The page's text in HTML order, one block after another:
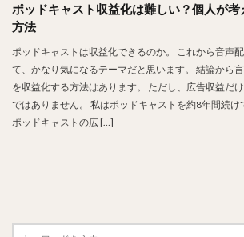
ポッドキャスト収益化は難しい？個人が
方法
ポッドキャストは収益化できるのか。 これから音声
て、かなり気になるテーマだと思います。 結論から
を収益化する方法はあります。 ただし、広告収益だ
ではありません。 私はポッドキャストを約8年間続け
ポッドキャストの広 […]